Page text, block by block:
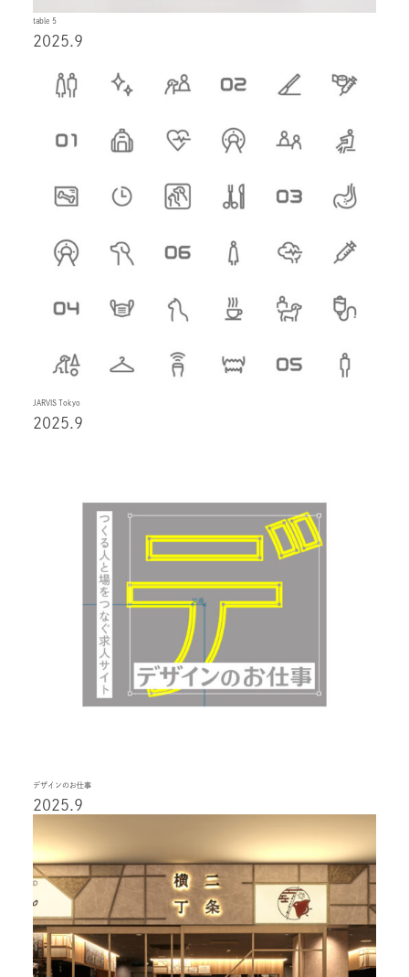
table 5
2025.9
JARVIS Tokyo
2025.9
デザインのお仕事
2025.9